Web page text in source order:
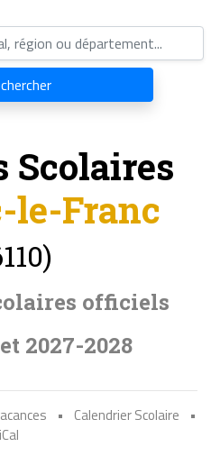
Scolaires
Franc
officiels
2027-2028
• Calendrier Scolaire
•
iCal